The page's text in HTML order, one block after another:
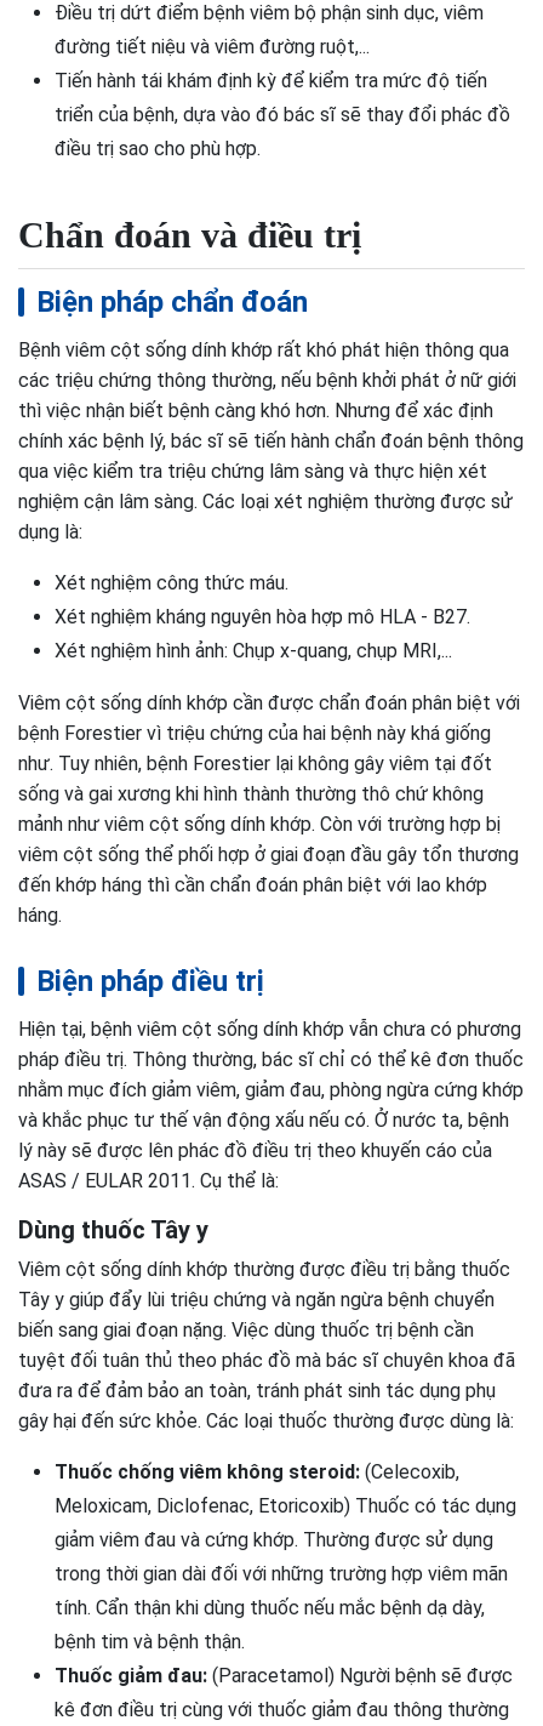
Điều trị dứt điểm bệnh viêm bộ phận sinh dục, viêm
đường tiết niệu và viêm đường ruột,...
Tiến hành tái khám định kỳ để kiểm tra mức độ tiến
triển của bệnh, dựa vào đó bác sĩ sẽ thay đổi phác đồ
điều trị sao cho phù hợp.
Chẩn đoán và điều trị
Biện pháp chẩn đoán
Bệnh viêm cột sống dính khớp rất khó phát hiện thông qua
các triệu chứng thông thường, nếu bệnh khởi phát ở nữ giới
thì việc nhận biết bệnh càng khó hơn. Nhưng để xác định
chính xác bệnh lý, bác sĩ sẽ tiến hành chẩn đoán bệnh thông
qua việc kiểm tra triệu chứng lâm sàng và thực hiện xét
nghiệm cận lâm sàng. Các loại xét nghiệm thường được sử
dụng là:
Xét nghiệm công thức máu.
Xét nghiệm kháng nguyên hòa hợp mô HLA - B27.
Xét nghiệm hình ảnh: Chụp x-quang, chụp MRI,...
Viêm cột sống dính khớp cần được chẩn đoán phân biệt với
bệnh Forestier vì triệu chứng của hai bệnh này khá giống
như. Tuy nhiên, bệnh Forestier lại không gây viêm tại đốt
sống và gai xương khi hình thành thường thô chứ không
mảnh như viêm cột sống dính khớp. Còn với trường hợp bị
viêm cột sống thể phối hợp ở giai đoạn đầu gây tổn thương
đến khớp háng thì cần chẩn đoán phân biệt với lao khớp
háng.
Biện pháp điều trị
Hiện tại, bệnh viêm cột sống dính khớp vẫn chưa có phương
pháp điều trị. Thông thường, bác sĩ chỉ có thể kê đơn thuốc
nhằm mục đích giảm viêm, giảm đau, phòng ngừa cứng khớp
và khắc phục tư thế vận động xấu nếu có. Ở nước ta, bệnh
lý này sẽ được lên phác đồ điều trị theo khuyến cáo của
ASAS / EULAR 2011. Cụ thể là:
Dùng thuốc Tây y
Viêm cột sống dính khớp thường được điều trị bằng thuốc
Tây y giúp đẩy lùi triệu chứng và ngăn ngừa bệnh chuyển
biến sang giai đoạn nặng. Việc dùng thuốc trị bệnh cần
tuyệt đối tuân thủ theo phác đồ mà bác sĩ chuyên khoa đã
đưa ra để đảm bảo an toàn, tránh phát sinh tác dụng phụ
gây hại đến sức khỏe. Các loại thuốc thường được dùng là:
Thuốc chống viêm không steroid: (Celecoxib,
Meloxicam, Diclofenac, Etoricoxib) Thuốc có tác dụng
giảm viêm đau và cứng khớp. Thường được sử dụng
trong thời gian dài đối với những trường hợp viêm mãn
tính. Cẩn thận khi dùng thuốc nếu mắc bệnh dạ dày,
bệnh tim và bệnh thận.
Thuốc giảm đau: (Paracetamol) Người bệnh sẽ được
kê đơn điều trị cùng với thuốc giảm đau thông thường